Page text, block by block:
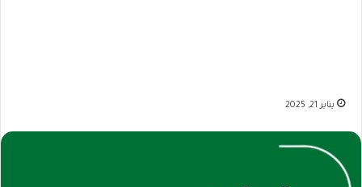
يناير 21, 2025